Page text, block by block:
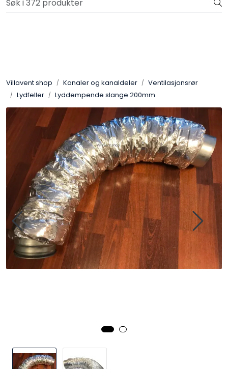
Skip to main content
Gratis frakt på ordrer over 3.000 kr inkl.mva
Villavent shop Kanaler og kanaldeler
Ventilasjonsrør
Lydfeller
Lyddempende slange 200mm
Avtrekksvifter
Systemair Filter
Kanaler og kanaldeler
Sentralstøvsuger